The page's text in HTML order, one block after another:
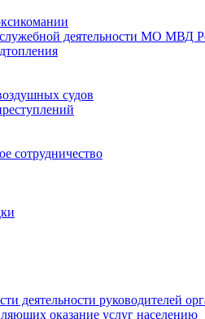
служебной деятельности МО МВД
судов
сотрудничество
деятельности руководителей
оказание услуг населению